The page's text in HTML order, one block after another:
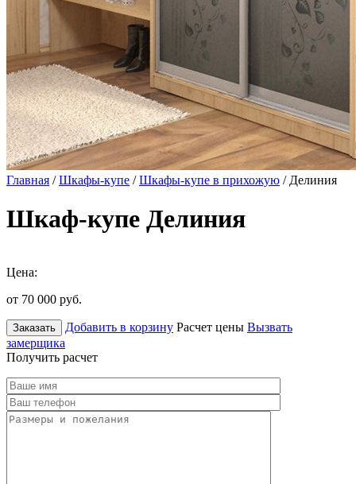
Главная /Шкафы-купе /Шкафы-купе в прихожую / Делиния
Шкаф-купе Делиния
Цена:
от 70 000 руб.
Заказать Добавить в корзину Расчет цены Вызвать
замерщика
Получить расчет